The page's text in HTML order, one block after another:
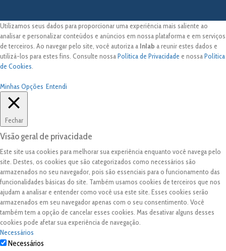
Utilizamos seus dados para proporcionar uma experiência mais saliente ao
analisar e personalizar conteúdos e anúncios em nossa plataforma e em serviços
de terceiros. Ao navegar pelo site, você autoriza a Inlab a reunir estes dados e
utilizá-los para estes fins. Consulte nossaPolítica de Privacidade e nossaPolítica
de Cookies
Minhas Opções Entendi
Fechar
Visão geral de privacidade
Este site usa cookies para melhorar sua experiência enquanto você navega pelo
site. Destes, os cookies que são categorizados como necessários são
armazenados no seu navegador, pois são essenciais para o funcionamento das
funcionalidades básicas do site. Também usamos cookies de terceiros que nos
ajudam a analisar e entender como você usa este site. Esses cookies serão
armazenados em seu navegador apenas com o seu consentimento. Você
também tem a opção de cancelar esses cookies. Mas desativar alguns desses
cookies pode afetar sua experiência de navegação.
Necessários
Necessários